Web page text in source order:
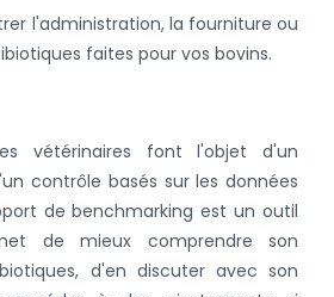
l'administration, la fourniture ou
faites pour vos bovins.
vétérinaires font l'objet d'un
contrôle basés sur les données
de benchmarking est un outil
de mieux comprendre son
d'en discuter avec son